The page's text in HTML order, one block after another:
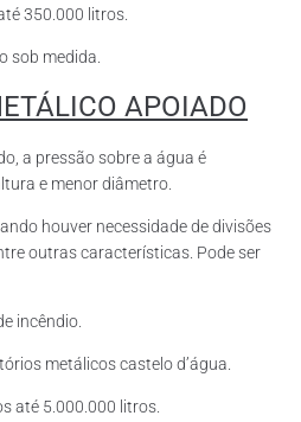
350.000 litros.
sob medida.
APOIADO
a pressão sobre a água é
e menor diâmetro.
houver necessidade de divisões
outras características. Pode ser
incêndio.
metálicos castelo d’água.
até 5.000.000 litros.